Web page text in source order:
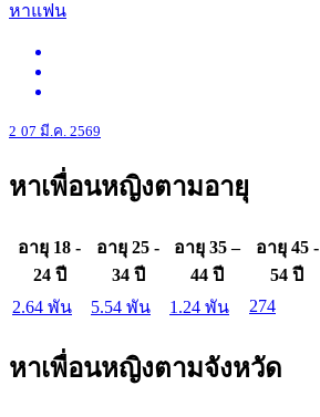
หาแฟน
2 07 มี.ค. 2569
หาเพื่อนหญิงตามอายุ
อายุ 18 -
24 ปี
อายุ 25 -
34 ปี
อายุ 35 –
44 ปี
อายุ 45 -
54 ปี
2.64 พัน
5.54 พัน 1.24 พัน 274
หาเพื่อนหญิงตามจังหวัด